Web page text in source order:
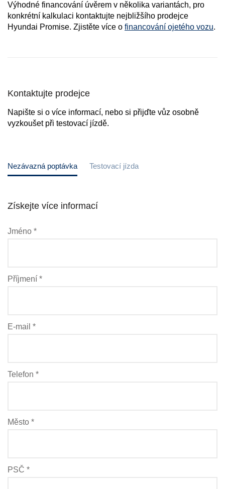
Výhodné financování úvěrem v několika variantách, pro
konkrétní kalkulaci kontaktujte nejbližšího prodejce
Hyundai Promise. Zjistěte více o financování ojetého vozu.
Kontaktujte prodejce
Napište si o více informací, nebo si přijďte vůz osobně
vyzkoušet při testovací jízdě.
Nezávazná poptávka Testovací jízda
Získejte více informací
Jméno *
Příjmení *
E-mail *
Telefon *
Město *
PSČ *